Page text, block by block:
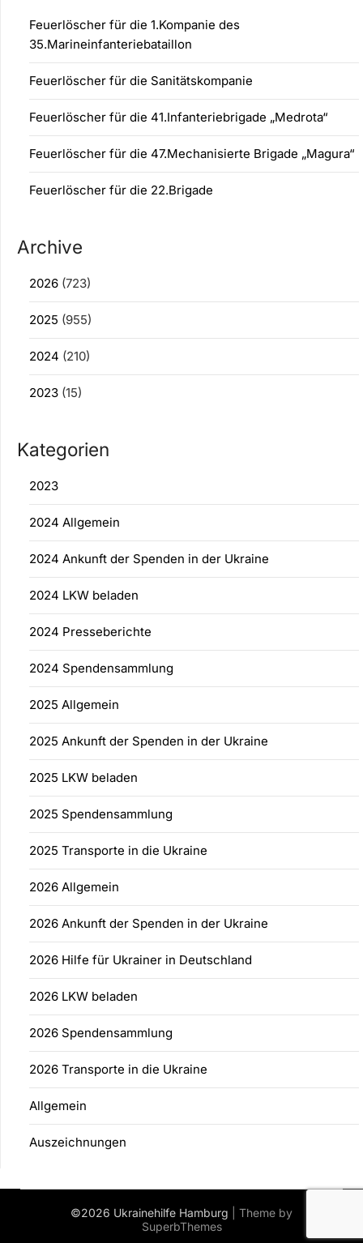
Feuerlöscher für die 1.Kompanie des
35.Marineinfanteriebataillon
Feuerlöscher für die Sanitätskompanie
Feuerlöscher für die 41.Infanteriebrigade „Medrota“
Feuerlöscher für die 47.Mechanisierte Brigade „Magura“
Feuerlöscher für die 22.Brigade
Archive
2026 (723)
2025 (955)
2024 (210)
2023 (15)
Kategorien
2023
2024 Allgemein
2024 Ankunft der Spenden in der Ukraine
2024 LKW beladen
2024 Presseberichte
2024 Spendensammlung
2025 Allgemein
2025 Ankunft der Spenden in der Ukraine
2025 LKW beladen
2025 Spendensammlung
2025 Transporte in die Ukraine
2026 Allgemein
2026 Ankunft der Spenden in der Ukraine
2026 Hilfe für Ukrainer in Deutschland
2026 LKW beladen
2026 Spendensammlung
2026 Transporte in die Ukraine
Allgemein
Auszeichnungen
©2026 Ukrainehilfe Hamburg
| Theme by
SuperbThemes